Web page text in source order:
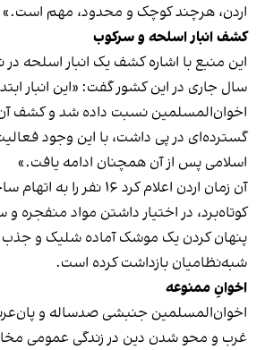
اردن، هرچند کوچک و محدود، مهم است.»
کشف انبار اسلحه و سرکوب
این منبع با اشاره کشف یک انبار اسلحه
سال جاری در این کشور گفت: «این انبار
اخوان‌المسلمین نسبت داده شد و کشف
گسترده‌ای در پی داشت، با این وجود
اسلامی پس از آن همچنان ادامه یافت.»
آن زمان اردن اعلام کرد ۱۶
کوتاه‌برد، در اختیار داشتن مواد منفجره و
پنهان کردن یک موشک آماده شلیک و جذب
شبه‌نظامیان بازداشت کرده است.
اخوانِ ممنوعه
اخوان‌المسلمین جنبشی صدساله و
غرب و محو شدن دین در زندگی عمومی